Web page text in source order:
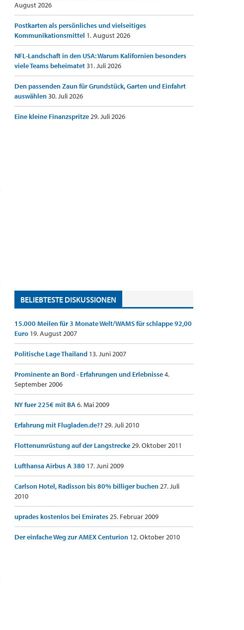
August 2026
Postkarten als persönliches und vielseitiges
Kommunikationsmittel 1. August 2026
NFL-Landschaft in den USA: Warum Kalifornien besonders
viele Teams beheimatet31. Juli 2026
Den passenden Zaun für Grundstück, Garten und Einfahrt
auswählen30. Juli 2026
Eine kleine Finanzspritze29. Juli 2026
BELIEBTESTE DISKUSSIONEN
15.000 Meilen für 3 Monate Welt/WAMS für schlappe 92,00
Euro 19. August 2007
Politische Lage Thailand 13. Juni 2007
Prominente an Bord - Erfahrungen und Erlebnisse4.
September 2006
NY fuer 225€ mit BA6. Mai 2009
Erfahrung mit Flugladen.de??29. Juli 2010
Flottenumrüstung auf der Langstrecke29. Oktober 2011
Lufthansa Airbus A 380 17. Juni 2009
Carlson Hotel, Radisson bis 80% billiger buchen27. Juli
2010
uprades kostenlos bei Emirates25. Februar 2009
Der einfache Weg zur AMEX Centurion 12. Oktober 2010